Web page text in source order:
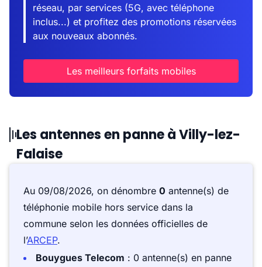
réseau, par services (5G, avec téléphone
inclus...) et profitez des promotions réservées
aux nouveaux abonnés.
Les meilleurs forfaits mobiles
Les antennes en panne à Villy-lez-
Falaise
Au 09/08/2026, on dénombre 0 antenne(s) de
téléphonie mobile hors service dans la
commune selon les données officielles de
l’ARCEP.
Bouygues Telecom : 0 antenne(s) en panne